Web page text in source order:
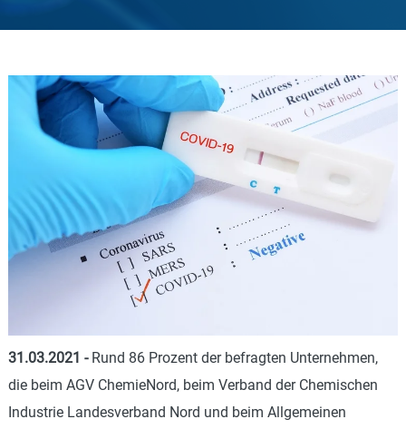
31.03.2021 - Rund 86 Prozent der befragten Unternehmen,
die beim AGV ChemieNord, beim Verband der Chemischen
Industrie Landesverband Nord und beim Allgemeinen